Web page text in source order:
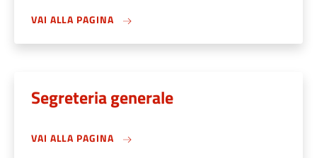
VAI ALLA PAGINA
Segreteria generale
VAI ALLA PAGINA